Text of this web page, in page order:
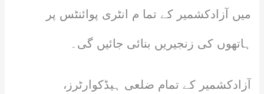
میں آزادکشمیر کے تما م انٹری پوائنٹس پر
ہاتھوں کی زنجیریں بنائی جائیں گی۔
آزادکشمیر کے تمام ضلعی ہیڈکوارٹرز،